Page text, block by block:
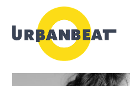
contenido